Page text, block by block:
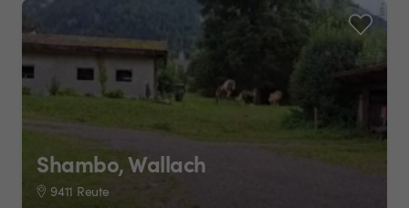
Shambo, Wallach
9411 Reute